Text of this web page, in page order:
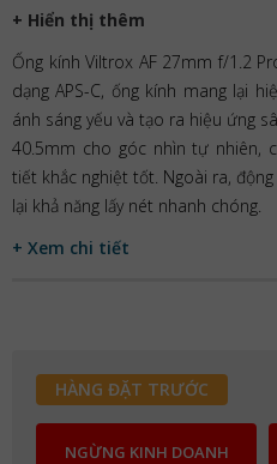
+ Hiển thị thêm
Ống kính Viltrox AF 27mm f/1.2
dạng APS-C, ống kính mang lại
ánh sáng yếu và tạo ra hiệu ứng
40.5mm cho góc nhìn tự nhiên,
tiết khắc nghiệt tốt. Ngoài ra,
lại khả năng lấy nét nhanh chóng.
+ Xem chi tiết
HÀNG ĐẶT TRƯỚC
NGỪNG KINH DOANH